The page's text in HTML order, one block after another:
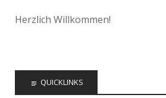
Herzlich Willkommen!
QUICKLINKS